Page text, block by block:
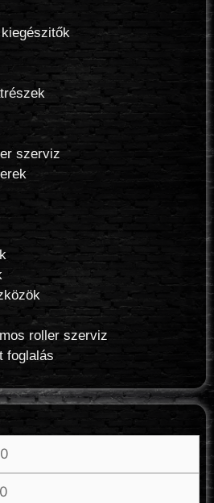
szerviz
roller szerviz
foglalás